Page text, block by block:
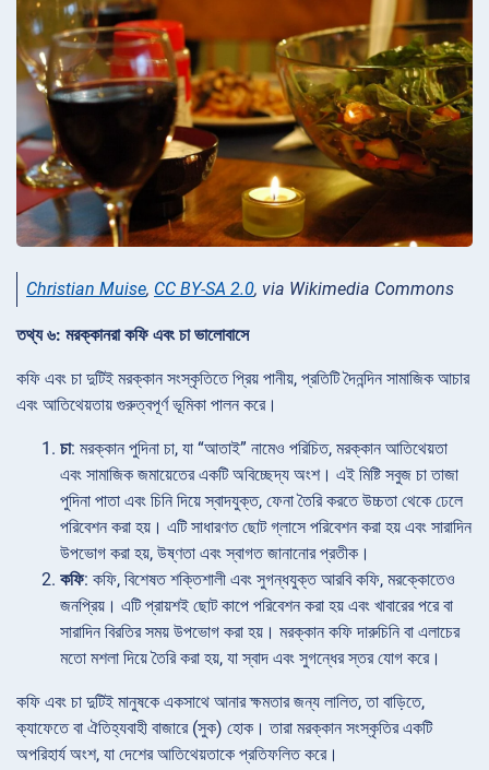
Christian Muise, CC BY-SA 2.0, via Wikimedia Commons
তথ্য ৬: মরক্কানরা কফি এবং চা ভালোবাসে
কফি এবং চা দুটিই মরক্কান সংস্কৃতিতে প্রিয় পানীয়, প্রতিটি দৈনন্দিন সামাজিক আচার
এবং আতিথেয়তায় গুরুত্বপূর্ণ ভূমিকা পালন করে।
চা: মরক্কান পুদিনা চা, যা “আতাই” নামেও পরিচিত, মরক্কান আতিথেয়তা
এবং সামাজিক জমায়েতের একটি অবিচ্ছেদ্য অংশ। এই মিষ্টি সবুজ চা তাজা
পুদিনা পাতা এবং চিনি দিয়ে স্বাদযুক্ত, ফেনা তৈরি করতে উচ্চতা থেকে ঢেলে
পরিবেশন করা হয়। এটি সাধারণত ছোট গ্লাসে পরিবেশন করা হয় এবং সারাদিন
উপভোগ করা হয়, উষ্ণতা এবং স্বাগত জানানোর প্রতীক।
কফি: কফি, বিশেষত শক্তিশালী এবং সুগন্ধযুক্ত আরবি কফি, মরক্কোতেও
জনপ্রিয়। এটি প্রায়শই ছোট কাপে পরিবেশন করা হয় এবং খাবারের পরে বা
সারাদিন বিরতির সময় উপভোগ করা হয়। মরক্কান কফি দারুচিনি বা এলাচের
মতো মশলা দিয়ে তৈরি করা হয়, যা স্বাদ এবং সুগন্ধের স্তর যোগ করে।
কফি এবং চা দুটিই মানুষকে একসাথে আনার ক্ষমতার জন্য লালিত, তা বাড়িতে,
ক্যাফেতে বা ঐতিহ্যবাহী বাজারে (সুক) হোক। তারা মরক্কান সংস্কৃতির একটি
অপরিহার্য অংশ, যা দেশের আতিথেয়তাকে প্রতিফলিত করে।